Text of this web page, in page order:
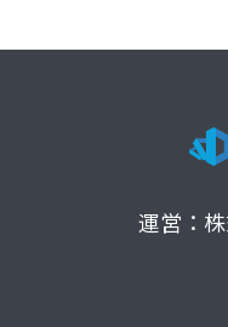
運営：